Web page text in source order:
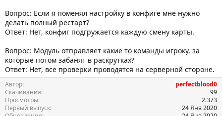
Вопрос: Если я поменял настройку в конфиге мне нужно
делать полный рестарт?
Ответ: Нет, конфиг подгружается каждую смену карты.
Вопрос: Модуль отправляет какие то команды игроку, за
которые потом забанят в раскрутках?
Ответ: Нет, все проверки проводятся на серверной стороне.
Автор
perfectblood0
Скачивания
99
Просмотры
2.373
Первый выпуск
24 Янв 2020